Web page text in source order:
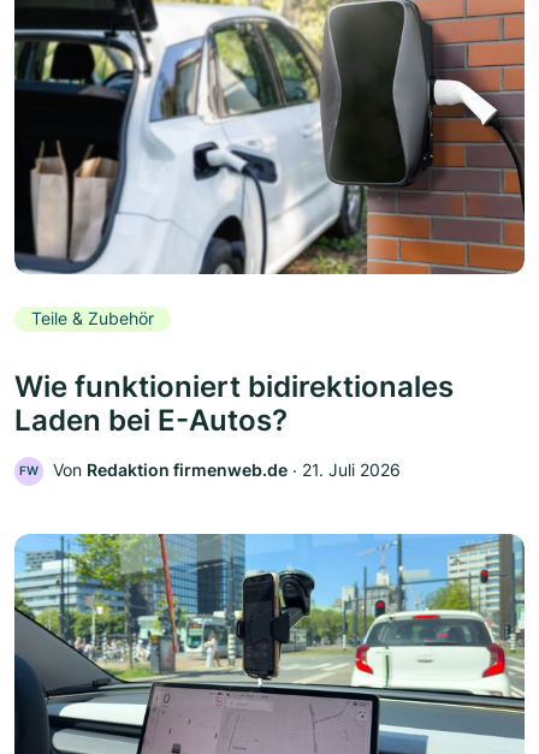
Teile & Zubehör
Wie funktioniert bidirektionales
Laden bei E-Autos?
FW Von Redaktion firmenweb.de ‧ 21. Juli 2026